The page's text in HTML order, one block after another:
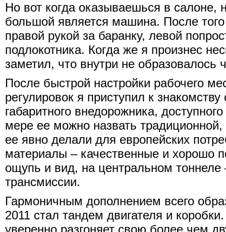
Но вот когда оказываешься в салоне,
большой является машина. После
правой рукой за баранку, левой
подлокотника. Когда же я произнес
заметил, что внутри не
После быстрой настройки рабочего
регулировок я приступил к знакомству
габаритного внедорожника,
мере ее можно назвать
ее явно делали для европейских
материалы – качественные и хорошо
ощупь и вид, на центральном тоннеле
трансмиссии.
Гармоничным дополнением всего
2011 стал тандем двигателя и
уверенно разгоняет свою более чем